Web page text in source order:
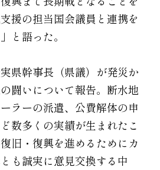
援の担当国会議員と連携を
と語った。
県幹事長（県議）が発災か
闘いについて報告。断水地
ラーの派遣、公費解体の申
数多くの実績が生まれたこ
旧・復興を進めるためにカ
も誠実に意見交換する中